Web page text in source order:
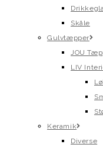
Skåle
Gulvtæpper
JOU
LIV
Keramik
Diverse